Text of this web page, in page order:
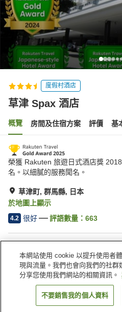
度假村酒店
草津 Spax 酒店
概覽 房間及住宿方案 評價 基
榮獲 Rakuten 旅遊日式酒店獎
名。以細膩的服務聞名。
草津町, 群馬縣, 日本
於地圖上顯示
4.2 很好 評語數量： 663
停車場
泳池
日本 群馬縣 草津町找客房
本網站使用 cookie 以提升使用者
現與流量。我們也會向我們的社
分享您使用我們網站的相關資訊。
不要銷售我的個人資料